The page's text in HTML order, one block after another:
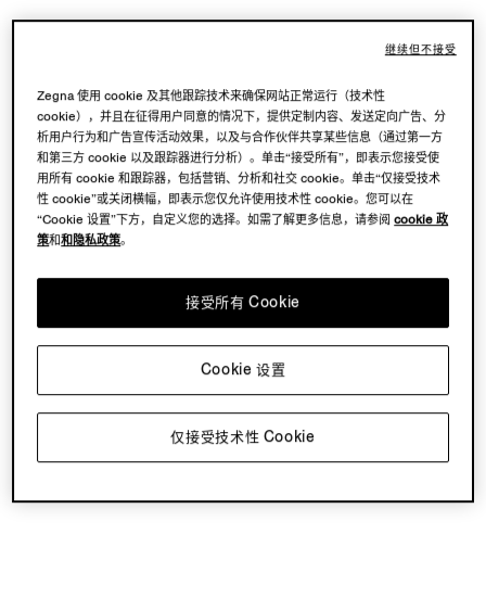
Zegna 使用 cookie 及其他跟踪技术来确保网站正常运行（技术性
cookie），并且在征得用户同意的情况下，提供定制内容、发送定向广告、分
析用户行为和广告宣传活动效果，以及与合作伙伴共享某些信息（通过第一方
和第三方 cookie 以及跟踪器进行分析）。单击“接受所有”，即表示您接受使
用所有 cookie 和跟踪器，包括营销、分析和社交 cookie。单击“仅接受技术
性 cookie”或关闭横幅，即表示您仅允许使用技术性 cookie。您可以在
“Cookie 设置”下方，自定义您的选择。如需了解更多信息，请参阅cookie 政
策和和隐私政策。
仅接受技术性 Cookie
接受所有 Cookie
Cookie 设置
继续但不接受